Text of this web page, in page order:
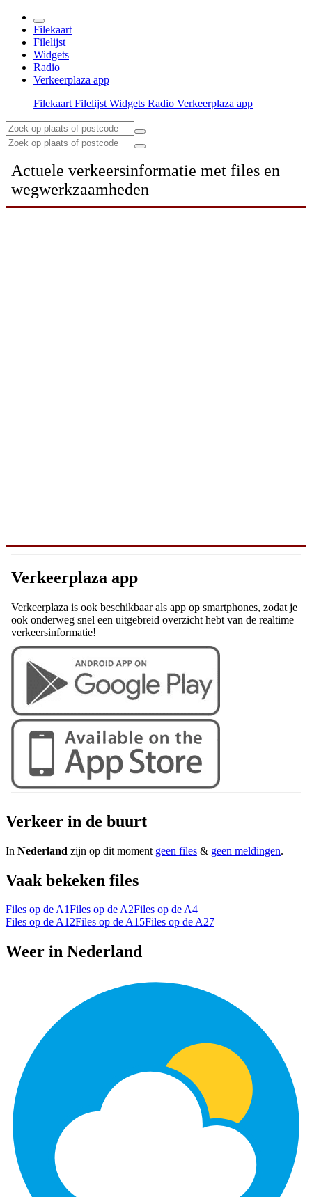
Filekaart
Filelijst
Widgets
Radio
Verkeerplaza app
Filekaart Filelijst Widgets Radio Verkeerplaza app
Actuele verkeersinformatie met files en
wegwerkzaamheden
Verkeerplaza app
Verkeerplaza is ook beschikbaar als app op smartphones, zodat je
ook onderweg snel een uitgebreid overzicht hebt van de realtime
verkeersinformatie!
Verkeer in de buurt
In Nederland zijn op dit moment geen files & geen meldingen.
Vaak bekeken files
Files op de A1Files op de A2Files op de A4
Files op de A12Files op de A15Files op de A27
Weer in Nederland